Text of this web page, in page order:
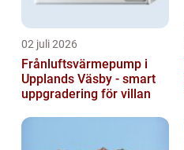
02 juli 2026
Frånluftsvärmepump i
Upplands Väsby - smart
uppgradering för villan